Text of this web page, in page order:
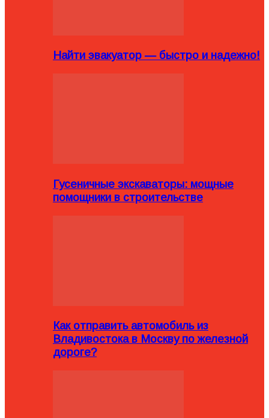
Найти эвакуатор — быстро и надежно!
Гусеничные экскаваторы: мощные
помощники в строительстве
Как отправить автомобиль из
Владивостока в Москву по железной
дороге?